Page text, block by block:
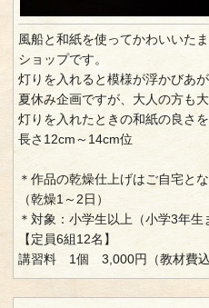
風船と和紙を使ってかわいいた
ショップです。
灯りを入れると模様が浮かびあが
夏休み企画ですが、大人の方も大
灯りを入れたときの和紙の良さ
長さ12cm～14cm位
＊作品の乾燥仕上げはご自宅と
（乾燥1～2日）
＊対象：小学生以上（小学3年生
【定員6組12名】
講習料 1個 3,000円（教材費込